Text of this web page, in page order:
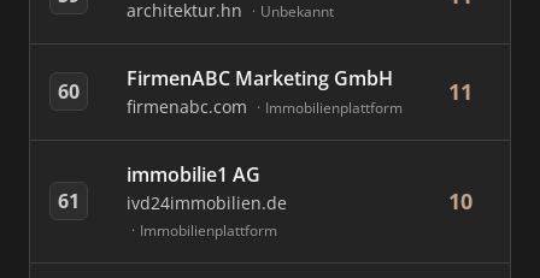
architektur.hn Unbekannt
60 FirmenABC Marketing GmbH
firmenabc.com Immobilienplattform
11
61
immobilie1 AG
ivd24immobilien.de
Immobilienplattform
10